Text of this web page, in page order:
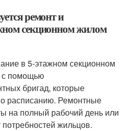
ремонт и
секционном жилом
в 5-этажном секционном
с помощью
бригад, которые
расписанию. Ремонтные
на полный рабочий день или
жильцов.